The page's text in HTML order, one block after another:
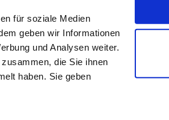
für soziale Medien
geben wir Informationen
und Analysen weiter.
die Sie ihnen
haben. Sie geben